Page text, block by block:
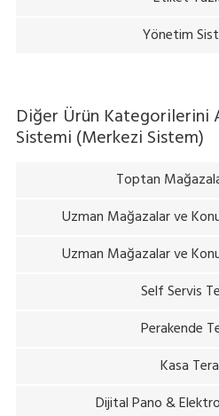
Yönetim
Diğer Ürün Kategorilerini
Sistemi (Merkezi Sistem)
Toptan
Uzman Mağazalar ve
Uzman Mağazalar ve
Self Servis
Perakende
Kasa
Dijital Pano &